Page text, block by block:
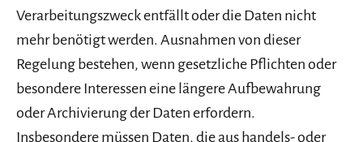
Verarbeitungszweck entfällt oder die Daten nicht
mehr benötigt werden. Ausnahmen von dieser
Regelung bestehen, wenn gesetzliche Pflichten oder
besondere Interessen eine längere Aufbewahrung
oder Archivierung der Daten erfordern.
Insbesondere müssen Daten, die aus handels- oder